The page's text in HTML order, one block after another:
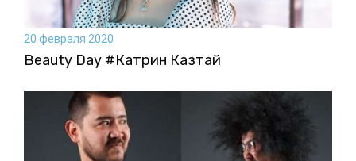
20 февраля 2020
Beauty Day #Катрин Казтай